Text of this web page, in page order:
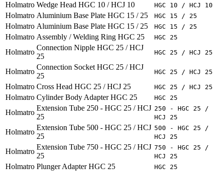
Holmatro Wedge Head HGC 10 / HCJ 10 HGC 10 / HCJ 10
Holmatro Aluminium Base Plate HGC 15 / 25 HGC 15 / 25
Holmatro Aluminium Base Plate HGC 15 / 25 HGC 15 / 25
Holmatro Assembly / Welding Ring HGC 25 HGC 25
Holmatro
Connection Nipple HGC 25 / HCJ
25
HGC 25 / HCJ 25
Holmatro
Connection Socket HGC 25 / HCJ
25
HGC 25 / HCJ 25
Holmatro Cross Head HGC 25 / HCJ 25 HGC 25 / HCJ 25
Holmatro Cylinder Body Adapter HGC 25 HGC 25
Holmatro
Extension Tube 250 - HGC 25 / HCJ
25
250 - HGC 25 /
HCJ 25
Holmatro
Extension Tube 500 - HGC 25 / HCJ
25
500 - HGC 25 /
HCJ 25
Holmatro
Extension Tube 750 - HGC 25 / HCJ
25
750 - HGC 25 /
HCJ 25
Holmatro Plunger Adapter HGC 25 HGC 25